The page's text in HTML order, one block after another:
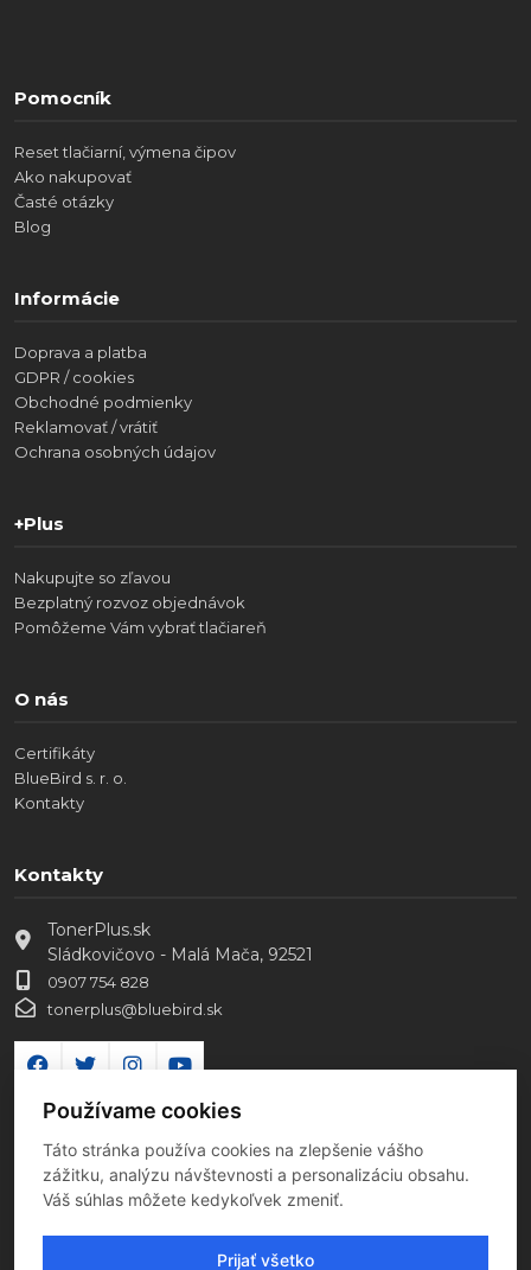
Pomocník
Reset tlačiarní, výmena čipov
Ako nakupovať
Časté otázky
Blog
Informácie
Doprava a platba
GDPR / cookies
Obchodné podmienky
Reklamovať / vrátiť
Ochrana osobných údajov
+Plus
Nakupujte so zľavou
Bezplatný rozvoz objednávok
Pomôžeme Vám vybrať tlačiareň
O nás
Certifikáty
BlueBird s. r. o.
Kontakty
Kontakty
TonerPlus.sk
Sládkovičovo - Malá Mača, 92521
0907 754 828
tonerplus@bluebird.sk
Používame cookies
Táto stránka používa cookies na zlepšenie vášho
zážitku, analýzu návštevnosti a personalizáciu obsahu.
Váš súhlas môžete kedykoľvek zmeniť.
Prijať všetko